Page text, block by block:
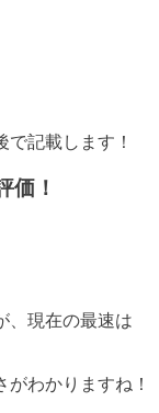
記載します！
価！
、現在の最速は
わかりますね！